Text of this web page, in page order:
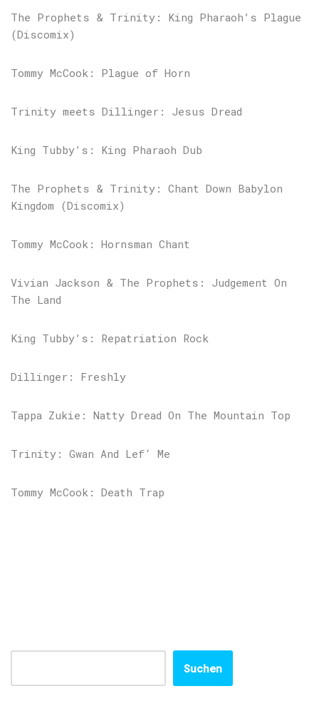
The Prophets & Trinity: King Pharaoh’s Plague
(Discomix)
Tommy McCook: Plague of Horn
Trinity meets Dillinger: Jesus Dread
King Tubby’s: King Pharaoh Dub
The Prophets & Trinity: Chant Down Babylon
Kingdom (Discomix)
Tommy McCook: Hornsman Chant
Vivian Jackson & The Prophets: Judgement On
The Land
King Tubby’s: Repatriation Rock
Dillinger: Freshly
Tappa Zukie: Natty Dread On The Mountain Top
Trinity: Gwan And Lef‘ Me
Tommy McCook: Death Trap
Suchen